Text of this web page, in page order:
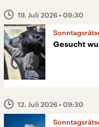
19. Juli 2026• 09:30
Gesucht
12. Juli 2026• 09:30